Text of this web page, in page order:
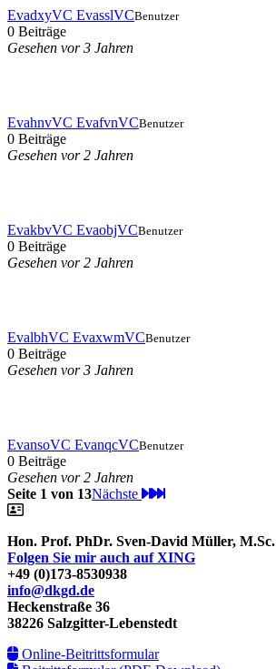
EvadxyVC EvasslVCBenutzer
0 Beiträge
Gesehen vor 3 Jahren
EvahnvVC EvafvnVCBenutzer
0 Beiträge
Gesehen vor 2 Jahren
EvakbvVC EvaobjVCBenutzer
0 Beiträge
Gesehen vor 2 Jahren
EvalbhVC EvaxwmVCBenutzer
0 Beiträge
Gesehen vor 3 Jahren
EvansoVC EvanqcVCBenutzer
0 Beiträge
Gesehen vor 2 Jahren
Seite 1 von 13Nächste
Hon. Prof. PhDr. Sven-David Müller, M.Sc.
Folgen Sie mir auch auf XING
+49 (0)173-8530938
info@dkgd.de
Heckenstraße 36
38226 Salzgitter-Lebenstedt
Online-Beitrittsformular